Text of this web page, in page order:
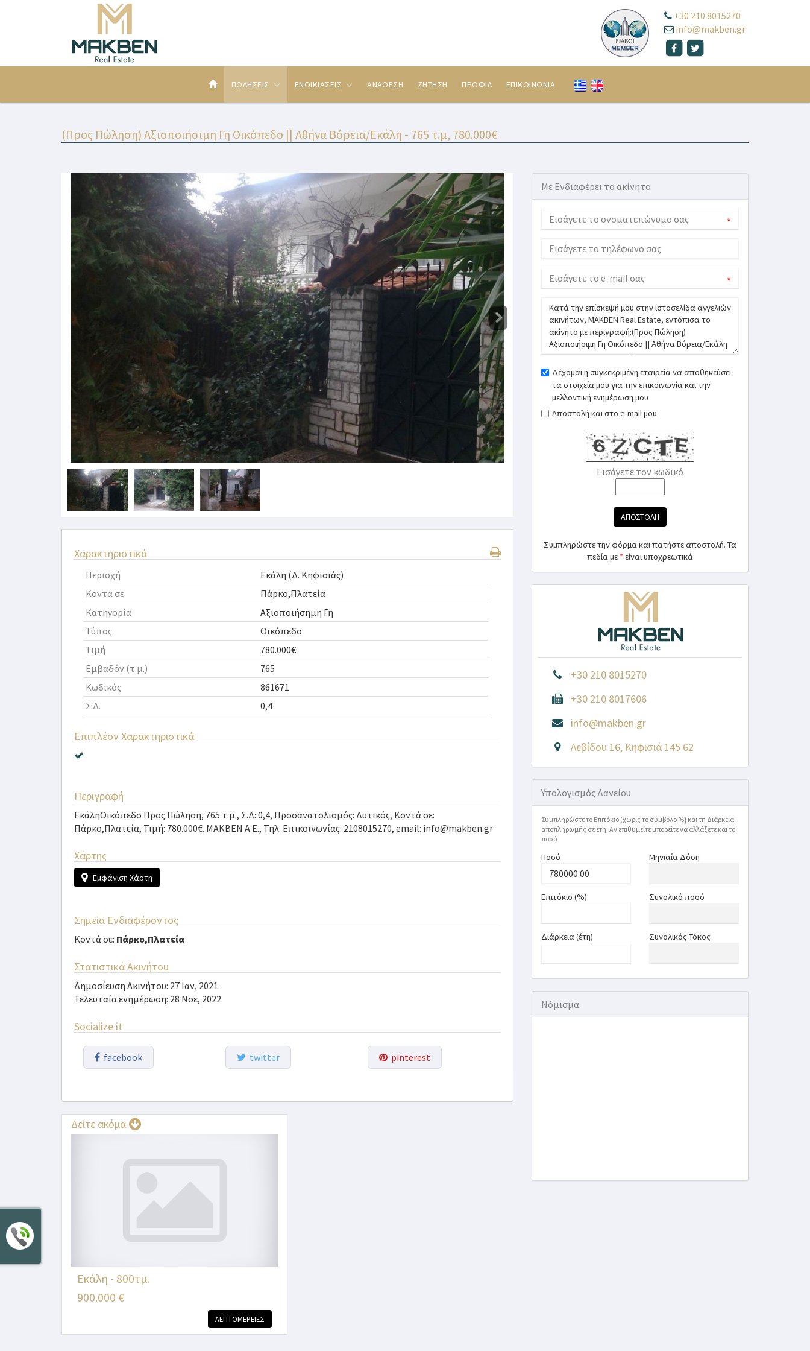
+30 210 8015270
info@makben.gr
ΠΩΛΗΣΕΙΣ ΕΝΟΙΚΙΑΣΕΙΣ ΑΝΑΘΕΣΗ ΖΗΤΗΣΗ ΠΡΟΦΙΛ ΕΠΙΚΟΙΝΩΝΙΑ
(Προς Πώληση) Αξιοποιήσιμη Γη Οικόπεδο || Αθήνα Βόρεια/Εκάλη - 765 τ.μ, 780.000€
Χαρακτηριστικά
Περιοχή
Εκάλη (Δ. Κηφισιάς)
Κοντά σε
Πάρκο,Πλατεία
Κατηγορία
Αξιοποιήσημη Γη
Τύπος
Οικόπεδο
Τιμή
780.000€
Εμβαδόν (τ.μ.)
765
Κωδικός
861671
Σ.Δ.
0,4
Επιπλέον Χαρακτηριστικά
Περιγραφή
ΕκάληΟικόπεδο Προς Πώληση, 765 τ.μ., Σ.Δ: 0,4, Προσανατολισμός: Δυτικός, Κοντά σε:
Πάρκο,Πλατεία, Τιμή: 780.000€. MAKBEN A.E., Τηλ. Επικοινωνίας: 2108015270, email: info@makben.gr
Χάρτης
Εμφάνιση Χάρτη
Σημεία Ενδιαφέροντος
Κοντά σε: Πάρκο,Πλατεία
Στατιστικά Ακινήτου
Δημοσίευση Ακινήτου: 27 Ιαν, 2021
Τελευταία ενημέρωση: 28 Νοε, 2022
Socialize it
facebook twitter pinterest
Δείτε ακόμα
Εκάλη - 800τμ.
900.000 €
ΛΕΠΤΟΜΕΡΕΙΕΣ
Με Ενδιαφέρει το ακίνητο
*
*
Δέχομαι η συγκεκριμένη εταιρεία να αποθηκεύσει
τα στοιχεία μου για την επικοινωνία και την
μελλοντική ενημέρωση μου
Αποστολή και στο e-mail μου
Εισάγετε τον κωδικό
ΑΠΟΣΤΟΛΗ
Συμπληρώστε την φόρμα και πατήστε αποστολή. Τα
πεδία με * είναι υποχρεωτικά
+30 210 8015270
+30 210 8017606
info@makben.gr
Λεβίδου 16, Κηφισιά 145 62
Υπολογισμός Δανείου
Συμπληρώστε το Επιτόκιο (χωρίς το σύμβολο %} και τη Διάρκεια
αποπληρωμής σε έτη. Αν επιθυμείτε μπορείτε να αλλάξετε και το
ποσό
Ποσό
Επιτόκιο (%)
Διάρκεια (έτη)
Μηνιαία Δόση
Συνολικό ποσό
Συνολικός Τόκος
Νόμισμα